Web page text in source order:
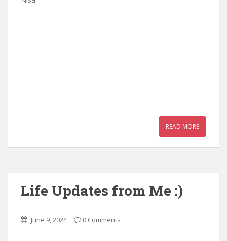
READ MORE
Life Updates from Me :)
June 9, 2024 0 Comments